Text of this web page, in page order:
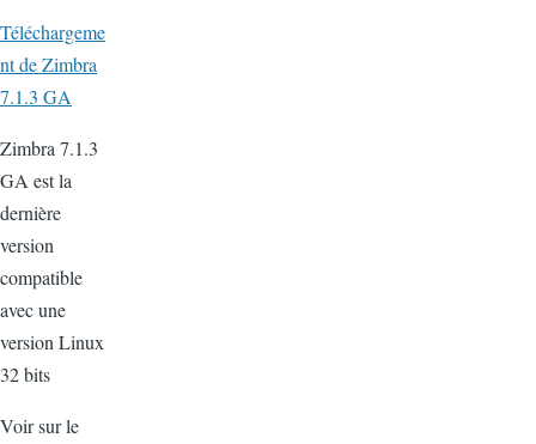
Téléchargeme
ntdeZimbra
7.1.3 GA
Zimbra 7.1.3
GA est la
dernière
version
compatible
avec une
version Linux
32 bits
Voir sur le